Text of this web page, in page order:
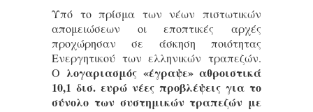
Υπό το πρίσμα των νέων πιστωτικών
απομειώσεων οι εποπτικές αρχές
προχώρησαν σε άσκηση ποιότητας
Ενεργητικού των ελληνικών τραπεζών.
Ο λογαριασμός «έγραψε» αθροιστικά
10,1 δισ. ευρώ νέες προβλέψεις για το
σύνολο των συστημικών τραπεζών με